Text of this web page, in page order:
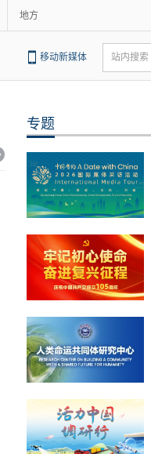
地方
移动新媒体 站内搜索
专题